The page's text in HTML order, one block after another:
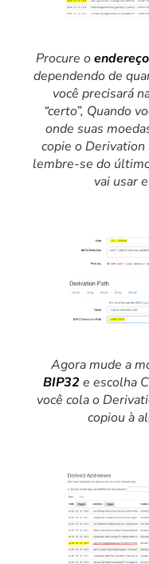
Procure o
dependendo de
você precisará
“certo”, Quando
onde suas
copie o Derivation
lembre-se do
vai usar
Agora mude a
BIP32 e escolha
você cola o
copiou à